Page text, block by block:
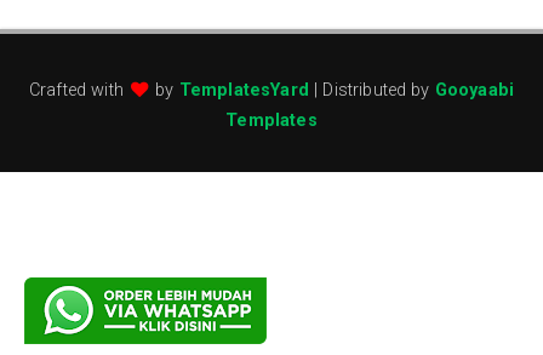
Crafted with by TemplatesYard | Distributed by Gooyaabi
Templates